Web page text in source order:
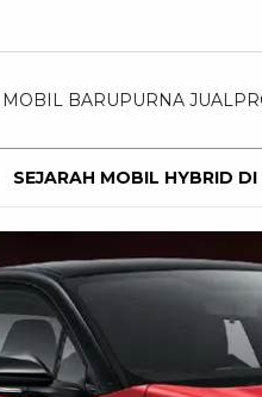
MOBIL BARUPURNA JUAL
SEJARAH MOBIL HYBRID